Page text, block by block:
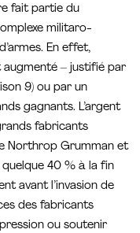
fait partie du
militaro-
En effet,
– justifié par
9) ou par un
gagnants. L’argent
fabricants
Northrop Grumman et
40 % à la fin
avant l’invasion de
des fabricants
ou soutenir